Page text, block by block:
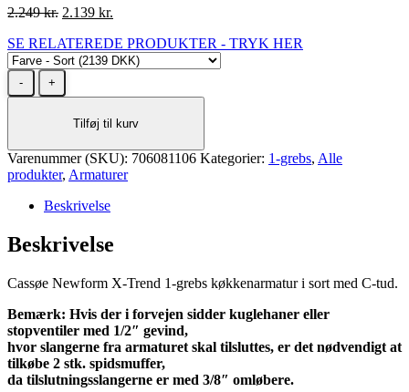
2.249kr. Den
pris
var:
2.249 kr..
2.139 kr.
pris
er:
SE RELATEREDE PRODUKTER - TRYK HER
Cassøe
Newform
i
sort
C-
antal
Tilføj til kurv
Varenummer (SKU): 706081106 Kategorier: 1-grebs, Alle
produkter, Armaturer
Beskrivelse
Beskrivelse
Cassøe Newform X-Trend 1-grebs køkkenarmatur i sort med C-tud.
Bemærk: Hvis der i forvejen sidder kuglehaner eller
stopventiler med 1/2″ gevind,
hvor slangerne fra armaturet skal tilsluttes, er det nødvendigt at
tilkøbe 2 stk. spidsmuffer,
da tilslutningsslangerne er med 3/8″ omløbere.